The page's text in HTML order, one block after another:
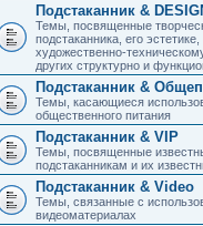
Подстаканник &
Темы, посвященные
подстаканника, его
художественно-
других структурно и
Подстаканник &
Темы, касающиеся
общественного питания
Подстаканник & VIP
Темы, посвященные
подстаканникам и их
Подстаканник & Video
Темы, связанные с
видеоматериалах